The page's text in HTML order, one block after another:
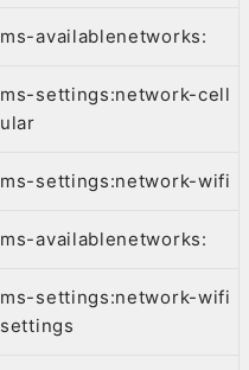
ms-availablenetworks:
ms-settings:network-cell
ular
ms-settings:network-wifi
ms-availablenetworks:
ms-settings:network-wifi
settings